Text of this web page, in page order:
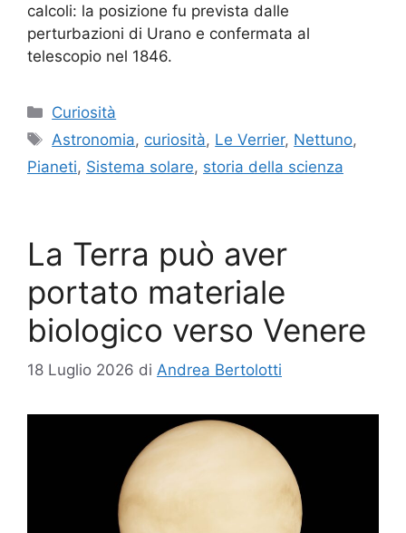
calcoli: la posizione fu prevista dalle
perturbazioni di Urano e confermata al
telescopio nel 1846.
Categorie
Curiosità
Tag
Astronomia, curiosità, Le Verrier, Nettuno,
Pianeti, Sistema solare, storia della scienza
La Terra può aver
portato materiale
biologico verso Venere
18 Luglio 2026 di Andrea Bertolotti